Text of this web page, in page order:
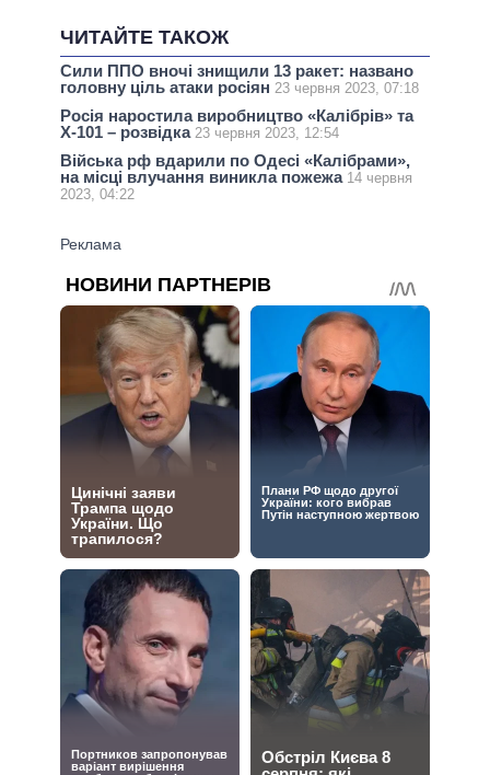
ЧИТАЙТЕ ТАКОЖ
Сили ППО вночі знищили 13 ракет: названо
головну ціль атаки росіян 23 червня 2023, 07:18
Росія наростила виробництво «Калібрів» та
Х-101 – розвідка 23 червня 2023, 12:54
Війська рф вдарили по Одесі «Калібрами»,
на місці влучання виникла пожежа 14 червня
2023, 04:22